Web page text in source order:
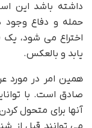
داشته باشد این
حمله و دفاع وجود
اختراع می شود،
یابد و بالعکس.
همین امر در مورد
صادق است. با
آنها برای متحول